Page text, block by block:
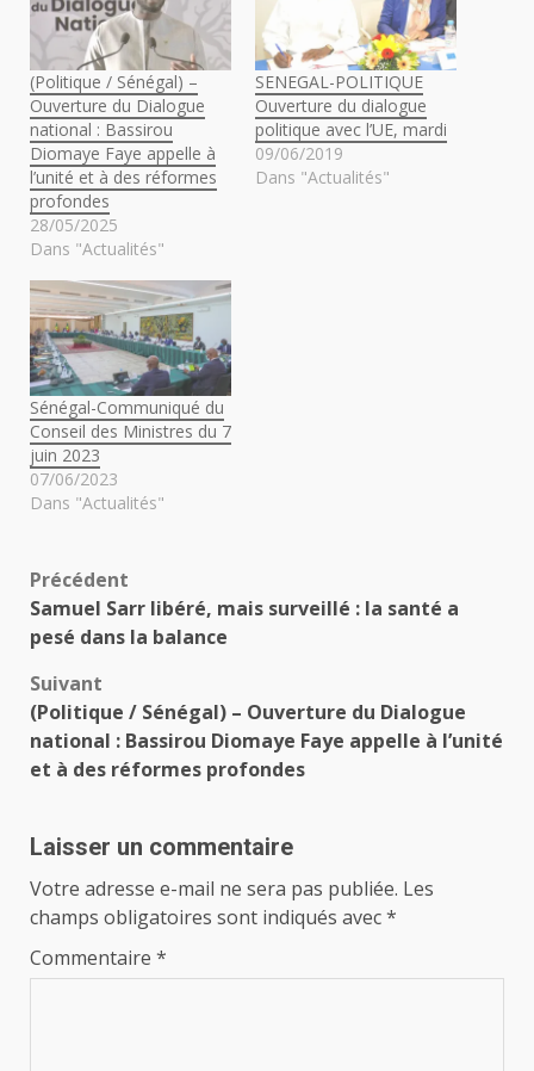
(Politique / Sénégal) –
Ouverture du Dialogue
national : Bassirou
Diomaye Faye appelle à
l’unité et à des réformes
profondes
28/05/2025
Dans "Actualités"
SENEGAL-POLITIQUE
Ouverture du dialogue
politique avec l’UE, mardi
09/06/2019
Dans "Actualités"
Sénégal-Communiqué du
Conseil des Ministres du 7
juin 2023
07/06/2023
Dans "Actualités"
Navigation
d’article
Précédent
Samuel Sarr libéré, mais surveillé : la santé a
pesé dans la balance
Suivant
(Politique / Sénégal) – Ouverture du Dialogue
national : Bassirou Diomaye Faye appelle à l’unité
et à des réformes profondes
Laisser un commentaire
Votre adresse e-mail ne sera pas publiée. Les
champs obligatoires sont indiqués avec*
Commentaire *